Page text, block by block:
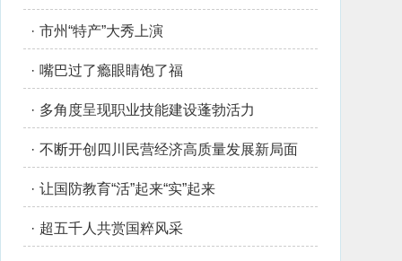
· 市州“特产”大秀上演
· 嘴巴过了瘾眼睛饱了福
· 多角度呈现职业技能建设蓬勃活力
· 不断开创四川民营经济高质量发展新局面
· 让国防教育“活”起来“实”起来
· 超五千人共赏国粹风采